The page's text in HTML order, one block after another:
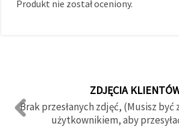
Produkt nie został oceniony.
ZDJĘCIA
Brak przesłanych zdjęć, (Musisz
użytkownikiem, aby